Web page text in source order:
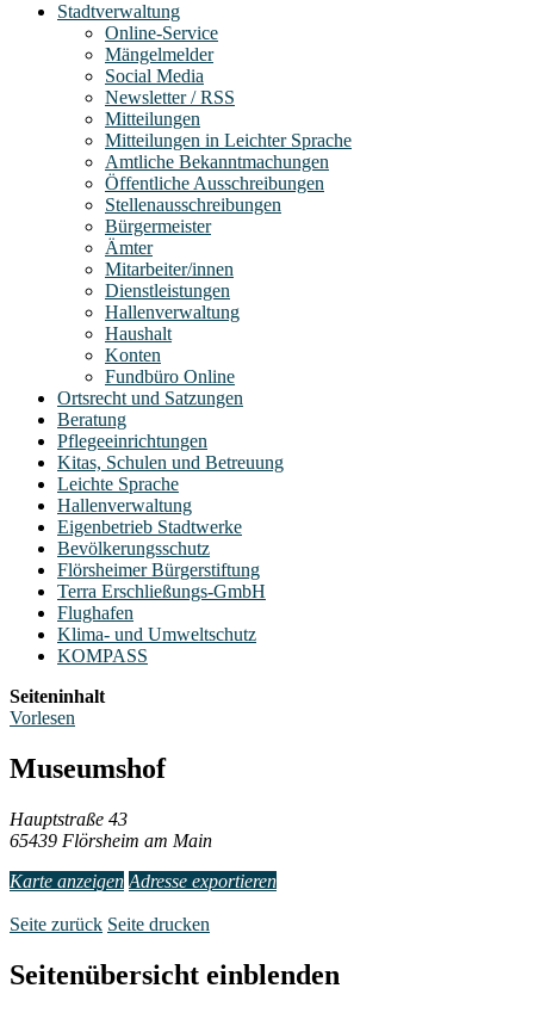
Stadtverwaltung
Online-Service
Mängelmelder
Social Media
Newsletter / RSS
Mitteilungen
Mitteilungen in Leichter Sprache
Amtliche Bekanntmachungen
Öffentliche Ausschreibungen
Stellenausschreibungen
Bürgermeister
Ämter
Mitarbeiter/innen
Dienstleistungen
Hallenverwaltung
Haushalt
Konten
Fundbüro Online
Ortsrecht und Satzungen
Beratung
Pflegeeinrichtungen
Kitas, Schulen und Betreuung
Leichte Sprache
Hallenverwaltung
Eigenbetrieb Stadtwerke
Bevölkerungsschutz
Flörsheimer Bürgerstiftung
Terra Erschließungs-GmbH
Flughafen
Klima- und Umweltschutz
KOMPASS
Seiteninhalt
Vorlesen
Museumshof
Hauptstraße 43
65439 Flörsheim am Main
Karte anzeigen Adresse exportieren
Seite zurück Seite drucken
Seitenübersicht einblenden